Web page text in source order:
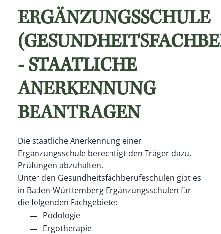
ERGÄNZUNGSSCHULE
- STAATLICHE
ANERKENNUNG
BEANTRAGEN
Die staatliche Anerkennung einer
Ergänzungsschule berechtigt den Träger dazu,
Prüfungen abzuhalten.
Unter den Gesundheitsfachberufeschulen gibt es
in Baden-Württemberg Ergänzungsschulen für
die folgenden Fachgebiete:
Podologie
Ergotherapie